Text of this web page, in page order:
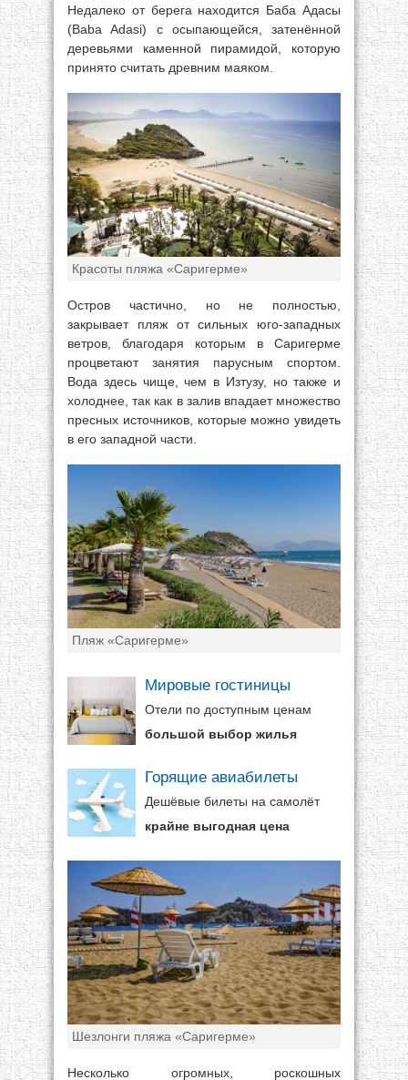
Недалеко от берега находится Баба Адасы
(Baba Adasi) с осыпающейся, затенённой
деревьями каменной пирамидой, которую
принято считать древним маяком.
Красоты пляжа «Саригерме»
Остров частично, но не полностью,
закрывает пляж от сильных юго-западных
ветров, благодаря которым в Саригерме
процветают занятия парусным спортом.
Вода здесь чище, чем в Изтузу, но также и
холоднее, так как в залив впадает множество
пресных источников, которые можно увидеть
в его западной части.
Пляж «Саригерме»
Мировые гостиницы
Отели по доступным ценам
большой выбор жилья
Горящие авиабилеты
Дешёвые билеты на самолёт
крайне выгодная цена
Шезлонги пляжа «Саригерме»
Несколько огромных, роскошных